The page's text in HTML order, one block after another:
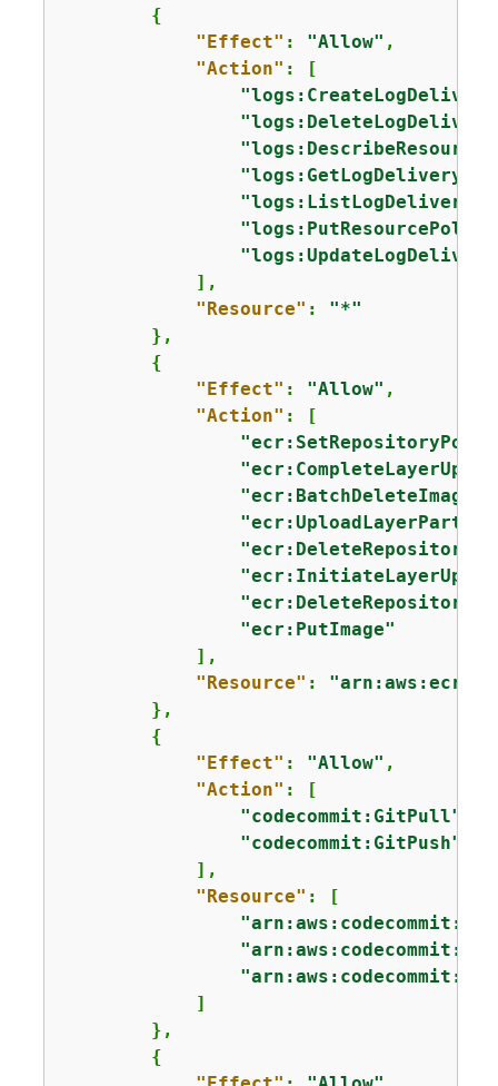
{
"Effect" : "Allow" ,
"Action" : [
"logs:GetLogDelivery"
            ],
"Resource" : "*"
        },
{
"Effect" : "Allow" ,
"Action" : [
"ecr:BatchDeleteImage"
"ecr:UploadLayerPart"
"ecr:DeleteRepository"
"ecr:PutImage"
            ],
"Resource" :
        },
{
"Effect" : "Allow" ,
"Action" : [
"codecommit:GitPull"
"codecommit:GitPush"
            ],
"Resource" : [
            ]
        },
{